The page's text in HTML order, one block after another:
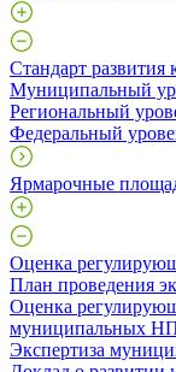
Стандарт развития
Муниципальный
Региональный
Федеральный
Ярмарочные
Оценка
План проведения
Оценка
муниципальных
Экспертиза